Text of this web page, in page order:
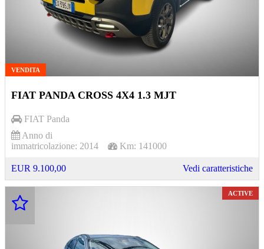
VENDITA
FIAT PANDA CROSS 4X4 1.3 MJT
FIAT Panda
Anno di
immatricolazione: 2014 Km: 141000
EUR 9.100,00 Vedi caratteristiche
ACTIVE